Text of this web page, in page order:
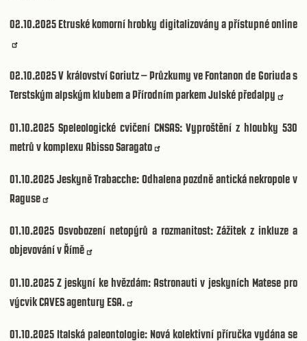
02.10.2025Etruské komorní hrobky digitalizovány a přístupné online
02.10.2025V království Goriutz – Průzkumy ve Fontanon de Goriuda s
Terstským alpským klubem a Přírodním parkem Julské předalpy
01.10.2025 Speleologické cvičení CNSAS: Vyproštění z hloubky 530
metrů v komplexu Abisso Saragato
01.10.2025 Jeskyně Trabacche: Odhalena pozdně antická nekropole v
Raguse
01.10.2025 Osvobození netopýrů a rozmanitost: Zážitek z inkluze a
objevování v Římě
01.10.2025Z jeskyní ke hvězdám: Astronauti v jeskyních Matese pro
výcvik CAVES agentury ESA.
01.10.2025 Italská paleontologie: Nová kolektivní příručka vydána se